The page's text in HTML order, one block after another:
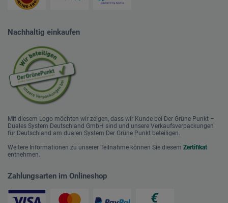
Nachhaltig einkaufen
Mit diesem Logo möchten wir zeigen, dass wir Kunde bei Der Grüne Punkt –
Duales System Deutschland GmbH sind und unsere Verkaufsverpackungen
für Deutschland am dualen System Der Grüne Punkt beteiligen.
Weitere Informationen zu unserer Teilnahme können Sie diesem Zertifikat
entnehmen.
Zahlungsarten im Onlineshop